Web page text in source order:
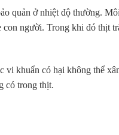
quản ở nhiệt độ thường.
người. Trong khi đó thịt
vi khuẩn có hại không thể
có trong thịt.